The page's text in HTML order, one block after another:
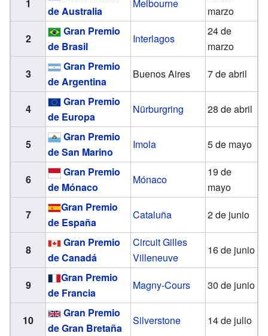
1
de Australia
Melbourne
marzo
2
Gran Premio
de Brasil
Interlagos
24 de
marzo
3
Gran Premio
de Argentina
Buenos Aires 7 de abril
4
Gran Premio
de Europa
Nürburgring 28 de abril
5
Gran Premio
de San Marino
Imola 5 de mayo
6
Gran Premio
de Mónaco
Mónaco
19 de
mayo
7
Gran Premio
de España
Cataluña 2 de junio
8
Gran Premio
de Canadá
Circuit Gilles
Villeneuve
16 de junio
9
Gran Premio
de Francia
Magny-Cours 30 de junio
10
Gran Premio
de Gran Bretaña
Silverstone 14 de julio